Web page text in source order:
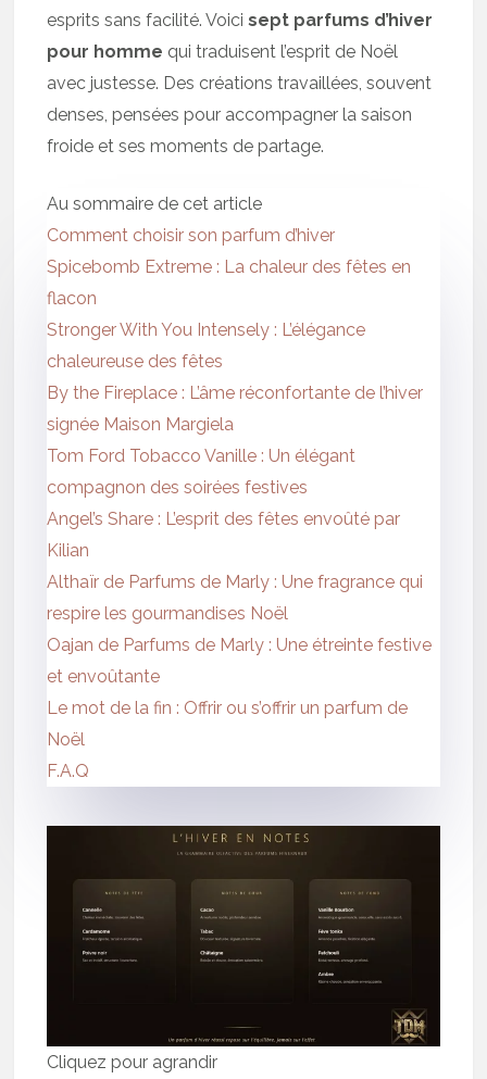
esprits sans facilité. Voicisept parfums d’hiver
pour homme qui traduisent l’esprit de Noël
avec justesse. Des créations travaillées, souvent
denses, pensées pour accompagner la saison
froide et ses moments de partage.
Au sommaire de cet article
Comment choisir son parfum d’hiver
Spicebomb Extreme : La chaleur des fêtes en
flacon
Stronger With You Intensely : L’élégance
chaleureuse des fêtes
By the Fireplace : L’âme réconfortante de l’hiver
signée Maison Margiela
Tom Ford Tobacco Vanille : Un élégant
compagnon des soirées festives
Angel’s Share : L’esprit des fêtes envoûté par
Kilian
Althaïr de Parfums de Marly : Une fragrance qui
respire les gourmandises Noël
Oajan de Parfums de Marly : Une étreinte festive
et envoûtante
Le mot de la fin : Offrir ou s’offrir un parfum de
Noël
F.A.Q
Cliquez pour agrandir